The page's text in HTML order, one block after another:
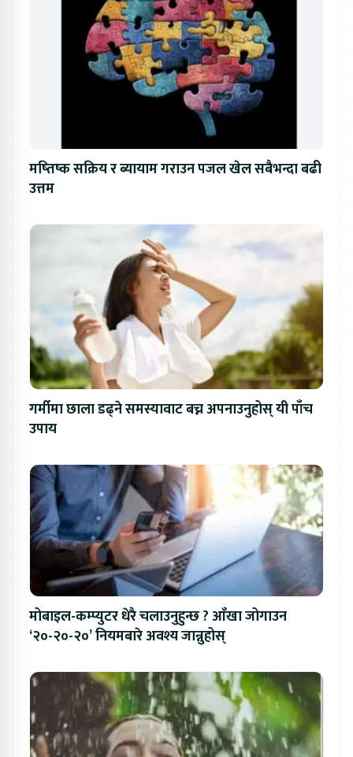
मष्तिष्क सक्रिय र ब्यायाम गराउन पजल खेल सबैभन्दा बढी
उत्तम
गर्मीमा छाला डढ्ने समस्यावाट बच्न अपनाउनुहोस् यी पाँच
उपाय
मोबाइल-कम्प्युटर धेरै चलाउनुहुन्छ ? आँखा जोगाउन
‘२०-२०-२०’ नियमबारे अवश्य जान्नुहोस्